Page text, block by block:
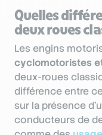
Quelles
deux roues
Les engins
cyclomotoristes
deux-roues
différence entre
sur la présence
conducteurs de